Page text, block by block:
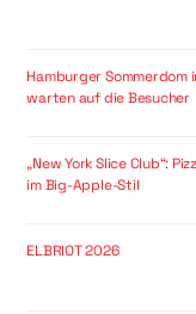
Hamburger Sommerdom
warten auf die Besucher
„New York Slice Club“:
im Big-Apple-Stil
ELBRIOT 2026